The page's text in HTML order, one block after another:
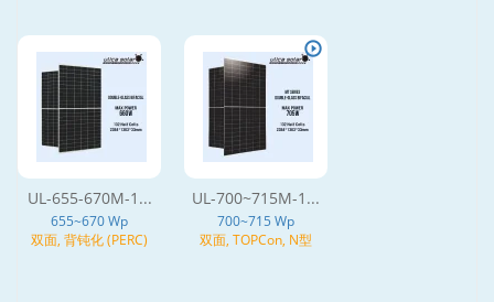
UL-655-670M-1...
655~670 Wp
双面, 背钝化 (PERC)
UL-700~715M-1...
700~715 Wp
双面, TOPCon, N型